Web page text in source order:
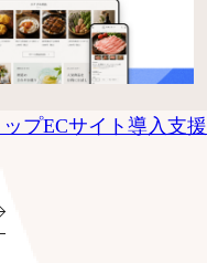
プECサイト導入支援